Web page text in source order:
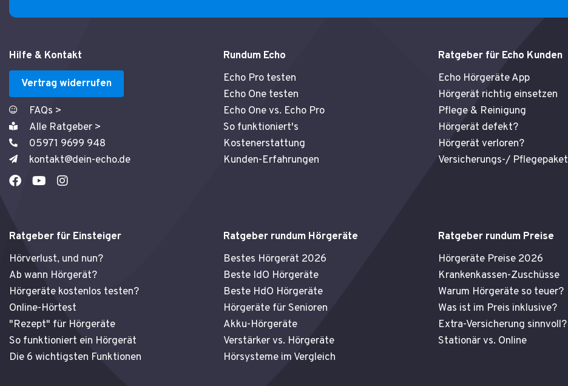
Hilfe & Kontakt
Vertrag widerrufen
FAQs >
Alle Ratgeber >
05971 9699 948
kontakt@dein-echo.de
F
b
o
o
k
Y
u
b
e
I
a
g
r
a
m
Rundum Echo
Echo Pro testen
Echo One testen
Echo One vs. Echo Pro
So funktioniert's
Kostenerstattung
Kunden-Erfahrungen
Ratgeber für Echo Kunden
Echo Hörgeräte App
Hörgerät richtig einsetzen
Pflege & Reinigung
Hörgerät defekt?
Hörgerät verloren?
Versicherungs-/ Pflegepaket
Ratgeber für Einsteiger
Hörverlust, und nun?
Ab wann Hörgerät?
Hörgeräte kostenlos testen?
Online-Hörtest
"Rezept" für Hörgeräte
So funktioniert ein Hörgerät
Die 6 wichtigsten Funktionen
Ratgeber rundum Hörgeräte
Bestes Hörgerät 2026
Beste IdO Hörgeräte
Beste HdO Hörgeräte
Hörgeräte für Senioren
Akku-Hörgeräte
Verstärker vs. Hörgeräte
Hörsysteme im Vergleich
Ratgeber rundum Preise
Hörgeräte Preise 2026
Krankenkassen-Zuschüsse
Warum Hörgeräte so teuer?
Was ist im Preis inklusive?
Extra-Versicherung sinnvoll?
Stationär vs. Online